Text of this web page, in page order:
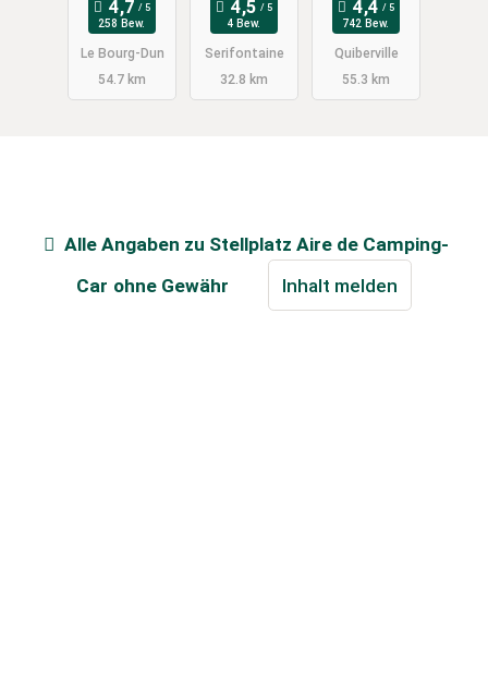
258 Bew.
Le Bourg-Dun
54.7 km
Marie
Serifontain
e 60590
4 Bew.
Serifontaine
32.8 km
742 Bew.
Quiberville
55.3 km
Alle Angaben zu Stellplatz Aire de Camping-
Car ohne Gewähr Inhalt melden